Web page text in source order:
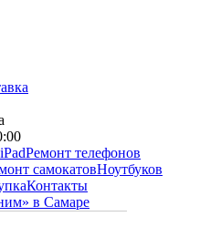
Ремонт телефонов
самокатовНоутбуков
Контакты